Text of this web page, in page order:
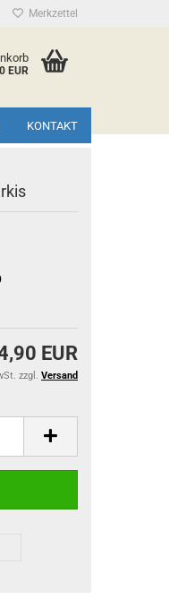
Merkzettel
EUR
KONTAKT
EUR
zzgl. Versand